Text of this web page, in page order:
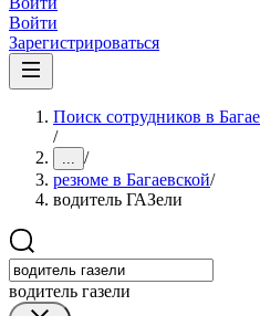
Войти
Зарегистрироваться
Поиск сотрудников в
/
... /
резюме в Багаевской/
водитель ГАЗели
водитель газели